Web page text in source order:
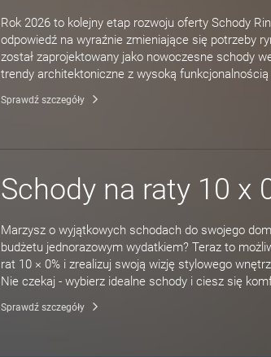
Rok 2026 to kolejny etap rozwoju oferty Schody
odpowiedź na wyraźnie zmieniające się potrzeby
został zaprojektowany jako nowoczesne schody
trendy architektoniczne z wysoką
Sprawdź szczegóły
Schody na raty 10 x
Marzysz o wyjątkowych schodach do swojego
budżetu jednorazowym wydatkiem? Teraz to
rat 10 × 0% i zrealizuj swoją wizję stylowego
Nie czekaj - wybierz idealne schody i ciesz się
Sprawdź szczegóły